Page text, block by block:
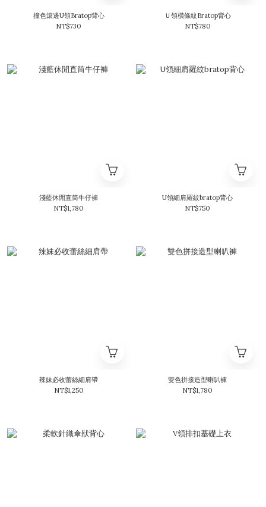
撞色滾邊U領Bratop背心
NT$730
Ｕ領橫條紋Bratop背心
NT$780
淺藍休閒直筒牛仔褲
NT$1,780
U領細肩羅紋bratop背心
NT$750
辣妹必收蕾絲細肩帶
NT$1,250
雙色拼接造型喇叭褲
NT$1,780